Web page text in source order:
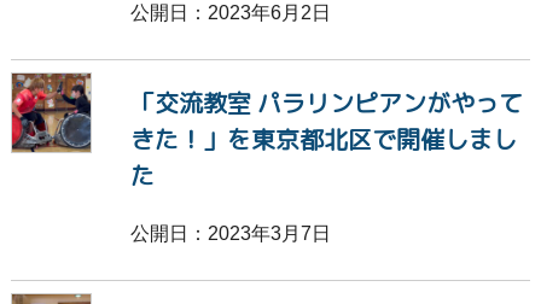
公開日：2023年6月2日
「交流教室 パラリンピアンがやって
きた！」を東京都北区で開催しまし
た
公開日：2023年3月7日